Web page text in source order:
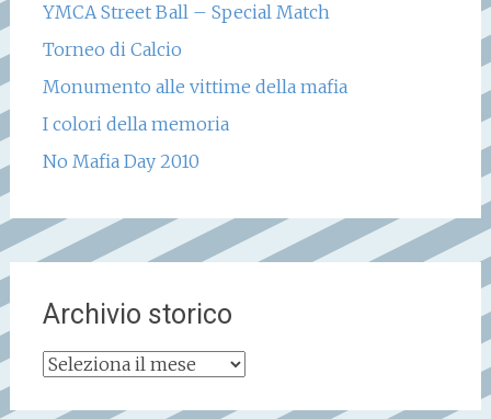
YMCA Street Ball – Special Match
Torneo di Calcio
Monumento alle vittime della mafia
I colori della memoria
No Mafia Day 2010
Archivio storico
Archivio